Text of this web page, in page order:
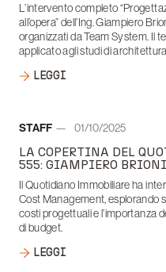
L’intervento completo
all’opera” dell’Ing. Giampiero
organizzati da Team System. Il
applicato agli studi di
LEGGI
Autore:
STAFF
01/10/2025
LA COPERTINA DEL
555: GIAMPIERO BRIONI
Il Quotidiano Immobiliare ha
Cost Management, esplorando
costi progettuali e l’importanza
di budget.
LEGGI